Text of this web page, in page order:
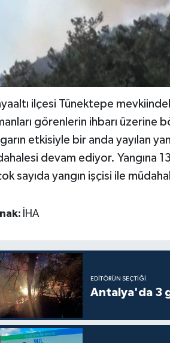
ilçesi Tünektepe
görenlerin ihbarı
etkisiyle bir anda yayılan
devam ediyor. Yangına
sayıda yangın işçisi ile
İHA
EDITÖRÜN SEÇTIĞI
Antalya'da 3